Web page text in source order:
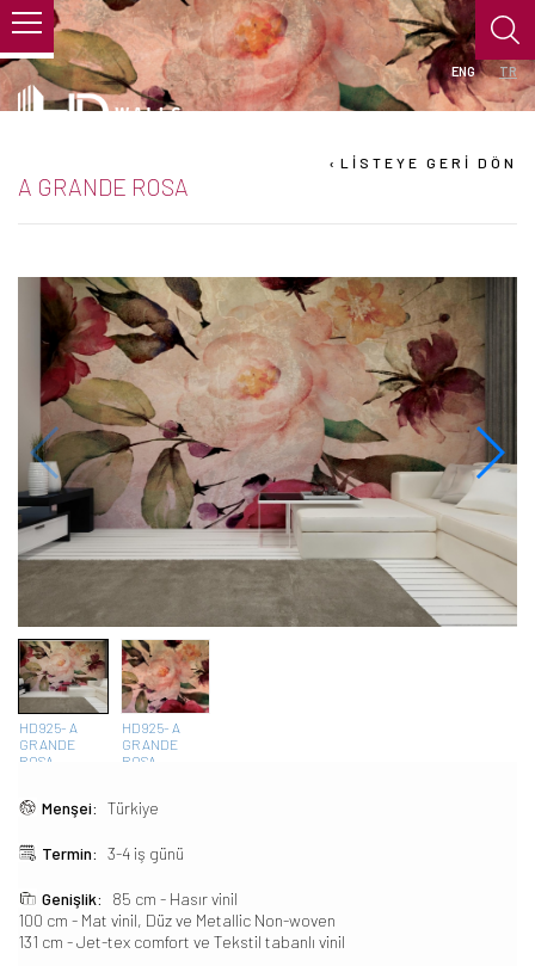
ENG TR
› LİSTEYE GERİ DÖN
A GRANDE ROSA
HD925- A
GRANDE
ROSA
HD925- A
GRANDE
ROSA
Menşei: Türkiye
Termin: 3-4 iş günü
Genişlik:
85 cm - Hasır vinil
100 cm - Mat vinil, Düz ve Metallic Non-woven
131 cm - Jet-tex comfort ve Tekstil tabanlı vinil